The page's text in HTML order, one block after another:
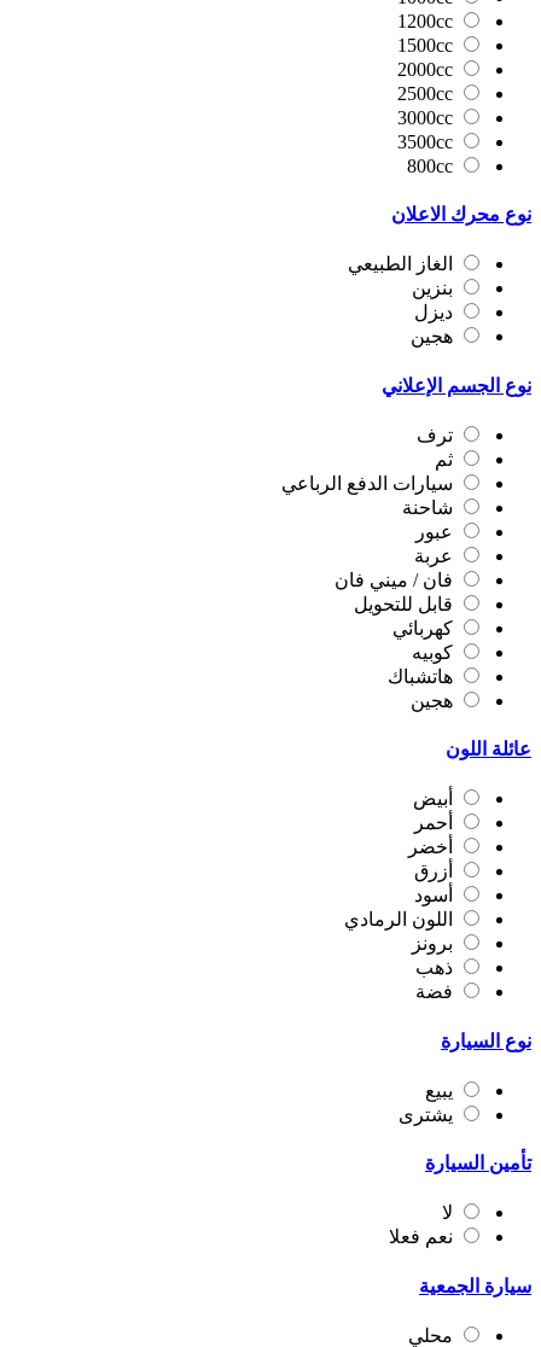
1200cc
1500cc
2000cc
2500cc
3000cc
3500cc
800cc
نوع محرك الاعلان
الغاز الطبيعي
بنزين
ديزل
هجين
نوع الجسم الإعلاني
ترف
ثم
سيارات الدفع الرباعي
شاحنة
عبور
عربة
فان / ميني فان
قابل للتحويل
كهربائي
كوبيه
هاتشباك
هجين
عائلة اللون
أبيض
أحمر
أخضر
أزرق
أسود
اللون الرمادي
برونز
ذهب
فضة
نوع السيارة
يبيع
يشترى
تأمين السيارة
لا
نعم فعلا
سيارة الجمعية
محلي